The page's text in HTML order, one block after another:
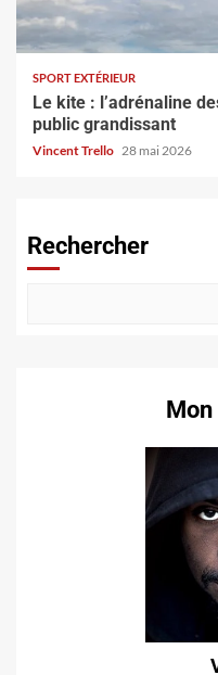
SPORT EXTÉRIEUR
Le kite : l’adrénaline
public grandissant
Vincent Trello 28 mai 2026
Rechercher